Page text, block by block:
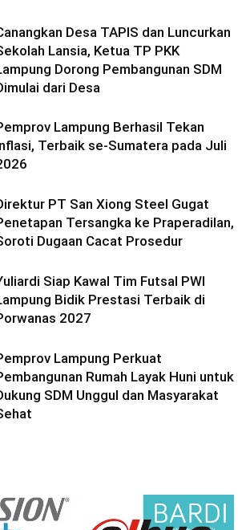
Desa TAPIS dan Luncurkan
Lansia, Ketua TP PKK
Dorong Pembangunan SDM
dari Desa
Lampung Berhasil Tekan
Terbaik se-Sumatera pada Juli
PT San Xiong Steel Gugat
Tersangka ke Praperadilan,
Dugaan Cacat Prosedur
Siap Kawal Tim Futsal PWI
Bidik Prestasi Terbaik di
2027
Lampung Perkuat
Rumah Layak Huni untuk
SDM Unggul dan Masyarakat